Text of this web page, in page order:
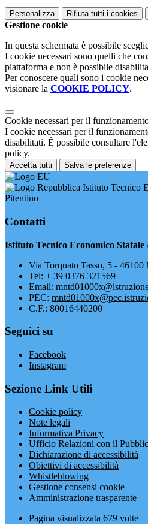
Personalizza Rifiuta tutti i cookies
Gestione cookie
In questa schermata è possibile
I cookie necessari sono quelli che
piattaforma e non è possibile
Per conoscere quali sono i cookie
visionare la COOKIE POLICY.
Cookie necessari per il
I cookie necessari per il
disabilitati. È possibile consultare
policy.
Accetta tutti Salva le preferenze
Istituto Tecnico
Pitentino
Contatti
Istituto Tecnico Economico
Via Torquato Tasso, 5 -
Tel: + 39 0376 321569
Email:
PEC:
C.F.: 80016440200
Seguici su
Facebook
Instagram
Sezione Link Utili
Cookie policy
Note legali
Informativa Privacy
Ufficio Relazioni con il
Dichiarazione di accessibilità
Obiettivi di accessibilità
Whistleblowing
Gestione consensi cookie
Amministrazione trasparente
Pagina visualizzata 679 volte